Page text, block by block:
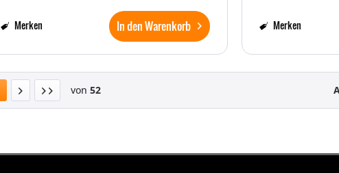
In den Warenkorb
Merken Merken
von 52